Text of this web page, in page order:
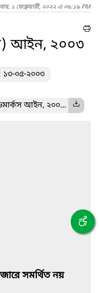
১ ফেব্রুয়ারী, ২০২২ এ ০৯:১৯ PM
আইন, ২০০৩
১৩-০৫-২০০৩
আইন, ২০০...
সমর্থিত নয়